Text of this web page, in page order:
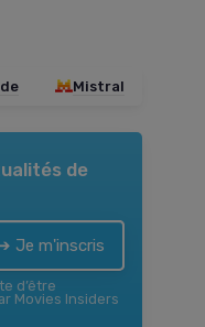
Mistral
de
Je m'inscris
d’être
Movies Insiders